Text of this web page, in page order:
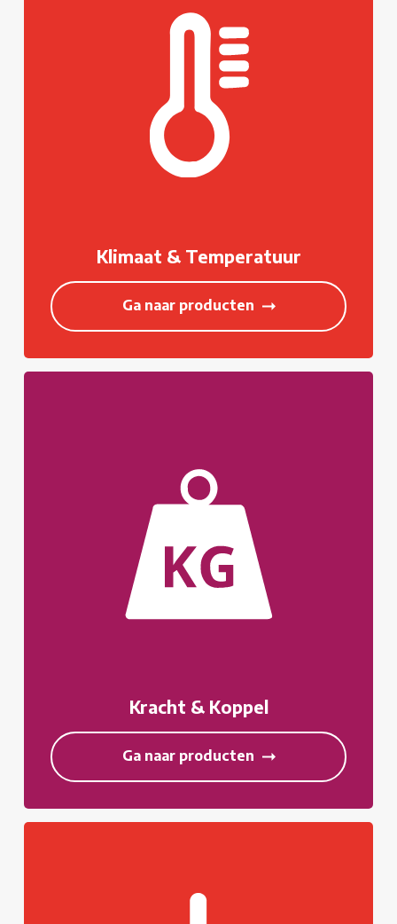
Klimaat & Temperatuur
Ga naar producten
Kracht & Koppel
Ga naar producten